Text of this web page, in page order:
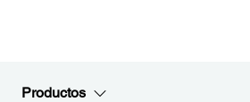
Productos